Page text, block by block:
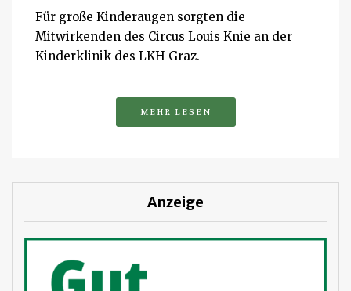
Für große Kinderaugen sorgten die
Mitwirkenden des Circus Louis Knie an der
Kinderklinik des LKH Graz.
MEHR LESEN
Anzeige